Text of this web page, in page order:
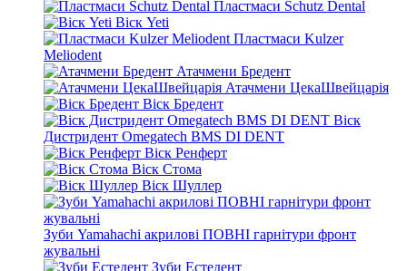
Пластмаси Schutz Dental
Віск Yeti
Пластмаси Kulzer
Meliodent
Атачмени Бредент
Атачмени ЦекаШвейцарія
Віск Бредент
Віск
Дистридент Omegatech BMS DI DENT
Віск Ренферт
Віск Стома
Віск Шуллер
Зуби Yamahachi акрилові ПОВНІ гарнітури фронт
жувальні
Зуби Естедент